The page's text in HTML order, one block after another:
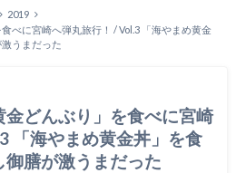
2019
べに宮崎へ弾丸旅行！ / Vol.3 「海やまめ黄金
うまだった
どんぶり」を食べに宮崎
「海やまめ黄金丼」を食
膳が激うまだった